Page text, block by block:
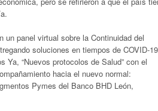
panel virtual sobre la Continuidad del
soluciones en tiempos de COVID-
Ya, “Nuevos protocolos de Salud” con el
hacia el nuevo normal:
Pymes del Banco BHD León,